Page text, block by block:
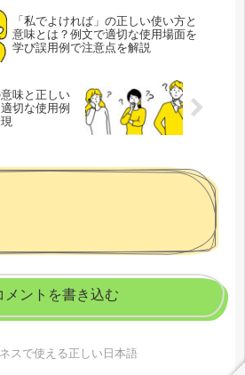
「私でよければ」の正しい使い方と
意味とは？例文で適切な使用場面を
学び誤用例で注意点を解説
味と正しい
切な使用例
メントを書き込む
スで使える正しい日本語